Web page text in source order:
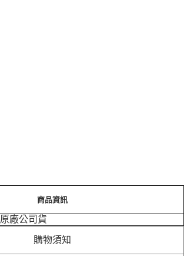
商品資訊
原廠公司貨
購物須知